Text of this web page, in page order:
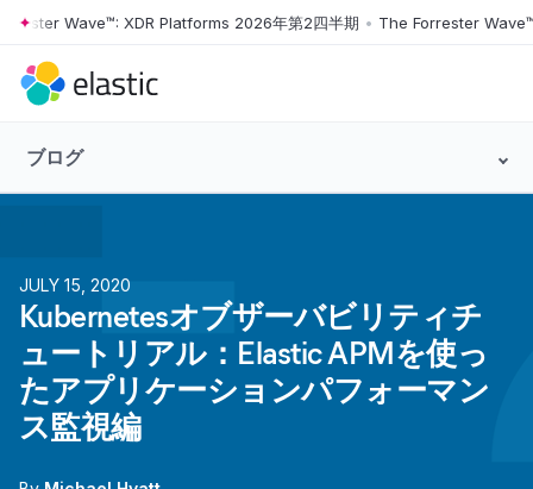
Skip to main content
Wave™: XDR Platforms 2026年第2四半期 • The Forrester Wave™:
ブログ
JULY 15, 2020
Kubernetesオブザーバビリティチ
ュートリアル：Elastic APMを使っ
たアプリケーションパフォーマン
ス監視編